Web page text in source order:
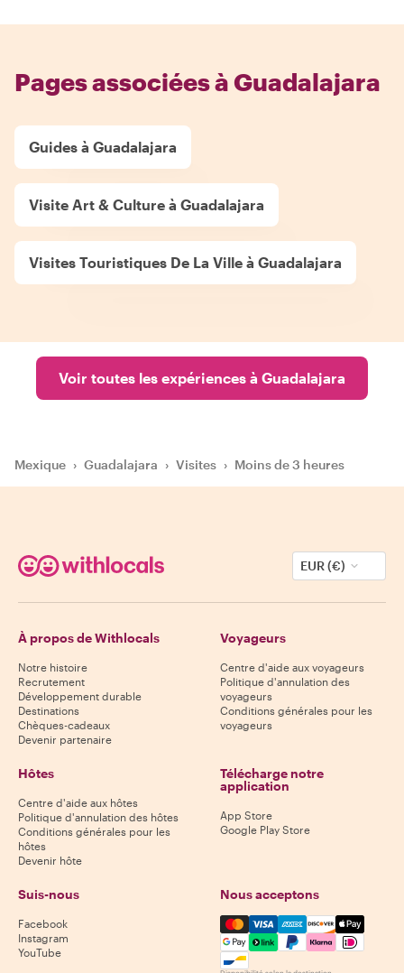
Pages associées à Guadalajara
Guides à Guadalajara
Visite Art & Culture à Guadalajara
Visites Touristiques De La Ville à Guadalajara
Voir toutes les expériences à Guadalajara
Mexique › Guadalajara › Visites › Moins de 3 heures
EUR (€)
À propos de Withlocals
Notre histoire
Recrutement
Développement durable
Destinations
Chèques-cadeaux
Devenir partenaire
Voyageurs
Centre d'aide aux voyageurs
Politique d'annulation des
voyageurs
Conditions générales pour les
voyageurs
Hôtes
Centre d'aide aux hôtes
Politique d'annulation des hôtes
Conditions générales pour les
hôtes
Devenir hôte
Télécharge notre
application
App Store
Google Play Store
Suis-nous
Facebook
Instagram
YouTube
Nous acceptons
Mastercard, Visa, Amex,